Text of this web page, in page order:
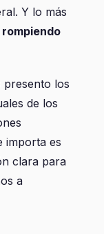
Y lo más
presento los
de los
importa es
clara para
a